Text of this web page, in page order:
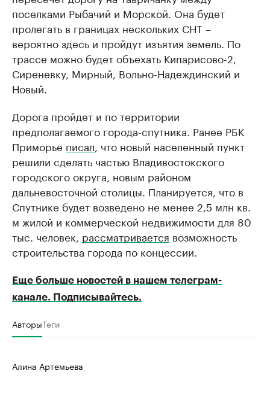
поселками Рыбачий и Морской. Она будет
пролегать в границах нескольких СНТ –
вероятно здесь и пройдут изъятия земель. По
трассе можно будет объехать Кипарисово-2,
Сиреневку, Мирный, Вольно-Надеждинский и
Новый.
Дорога пройдет и по территории
предполагаемого города-спутника. Ранее РБК
Приморье писал , что новый населенный пункт
решили сделать частью Владивостокского
городского округа, новым районом
дальневосточной столицы. Планируется, что в
Спутнике будет возведено не менее 2,5 млн кв.
м жилой и коммерческой недвижимости для 80
тыс. человек, рассматривается возможность
строительства города по концессии.
Еще больше новостей в нашем телеграм-
канале. Подписывайтесь.
АвторыТеги
Алина Артемьева